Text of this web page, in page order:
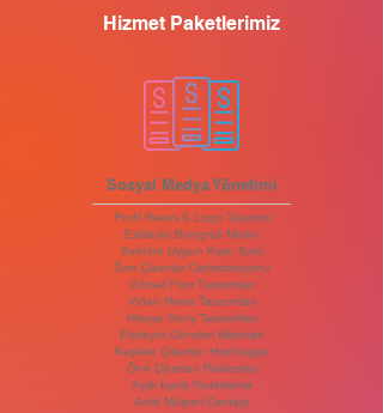
Hizmet Paketlerimiz
Sosyal Medya Yönetimi
Profil Resmi & Logo Tasarımı
Etkileyici Biyografi Metini
Sektöre Uygun Kalın Satır
Öne Çıkanlar Optimizasyonu
Görsel Post Tasarımları
Video Reels Tasarımları
Hikaye Story Tasarımları
Etkileyici Gönderi Metinleri
Keşfete Çıkartan Hashtaglar
Öne Çıkartan Reklamlar
Aylık İçerik Yedekleme
Anlık Müşteri Desteği